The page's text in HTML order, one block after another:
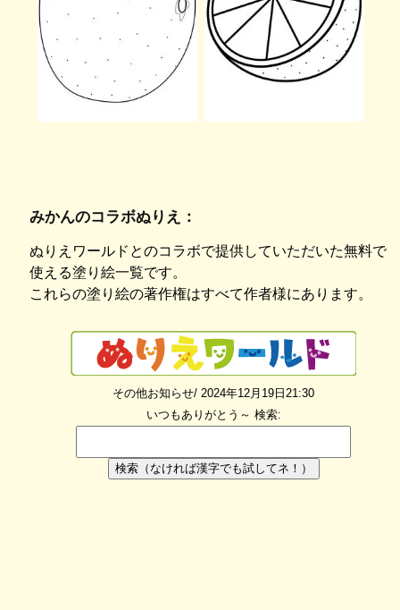
みかんのコラボぬりえ：
ぬりえワールドとのコラボで提供していただいた無料で
使える塗り絵一覧です。
これらの塗り絵の著作権はすべて作者様にあります。
その他お知らせ/ 2024年12月19日21:30
いつもありがとう～ 検索:
検索（なければ漢字でも試してネ！）